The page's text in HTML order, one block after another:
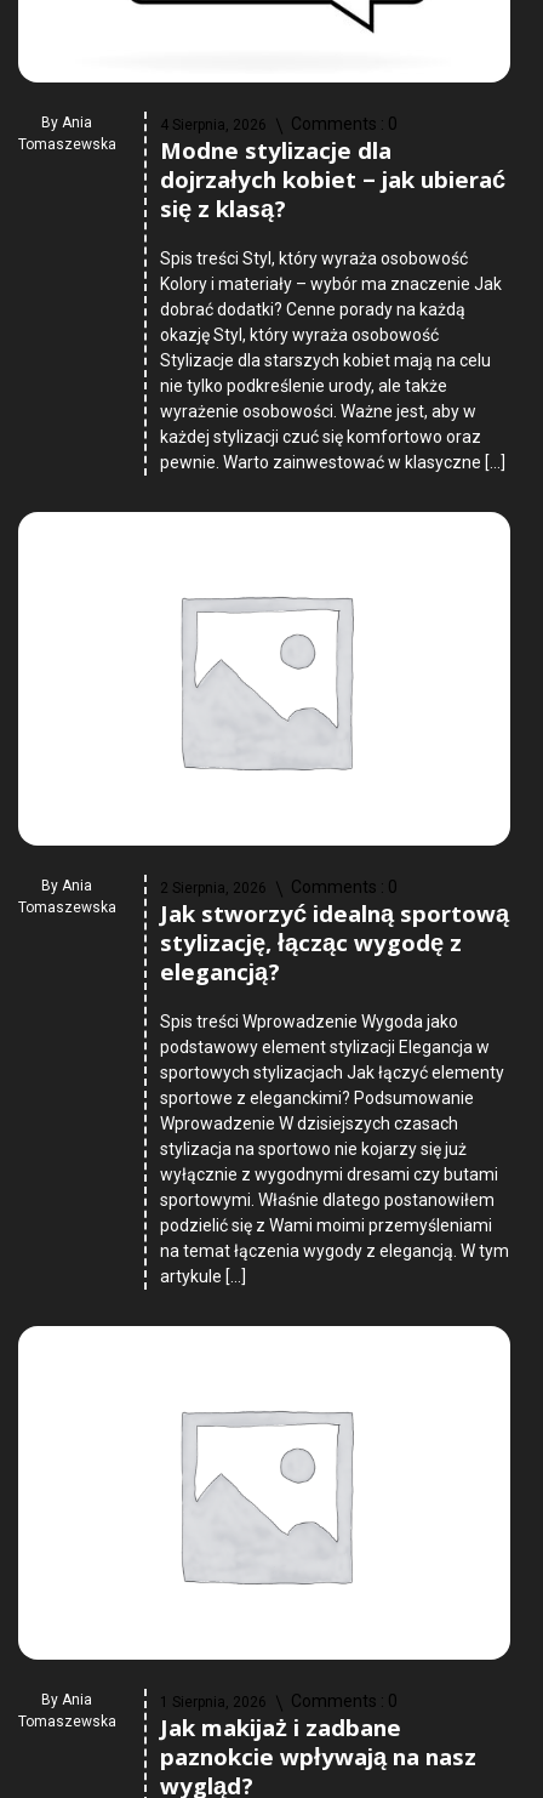
By Ania
Tomaszewska
4 Sierpnia, 2026 Comments : 0
Modne stylizacje dla
dojrzałych kobiet – jak ubierać
się z klasą?
Spis treści Styl, który wyraża osobowość
Kolory i materiały – wybór ma znaczenie Jak
dobrać dodatki? Cenne porady na każdą
okazję Styl, który wyraża osobowość
Stylizacje dla starszych kobiet mają na celu
nie tylko podkreślenie urody, ale także
wyrażenie osobowości. Ważne jest, aby w
każdej stylizacji czuć się komfortowo oraz
pewnie. Warto zainwestować w klasyczne […]
By Ania
Tomaszewska
2 Sierpnia, 2026 Comments : 0
Jak stworzyć idealną sportową
stylizację, łącząc wygodę z
elegancją?
Spis treści Wprowadzenie Wygoda jako
podstawowy element stylizacji Elegancja w
sportowych stylizacjach Jak łączyć elementy
sportowe z eleganckimi? Podsumowanie
Wprowadzenie W dzisiejszych czasach
stylizacja na sportowo nie kojarzy się już
wyłącznie z wygodnymi dresami czy butami
sportowymi. Właśnie dlatego postanowiłem
podzielić się z Wami moimi przemyśleniami
na temat łączenia wygody z elegancją. W tym
artykule […]
By Ania
Tomaszewska
1 Sierpnia, 2026 Comments : 0
Jak makijaż i zadbane
paznokcie wpływają na nasz
wygląd?